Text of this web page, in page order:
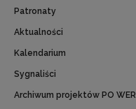
Patronaty
Aktualności
Kalendarium
Sygnaliści
Archiwum projektów PO WER